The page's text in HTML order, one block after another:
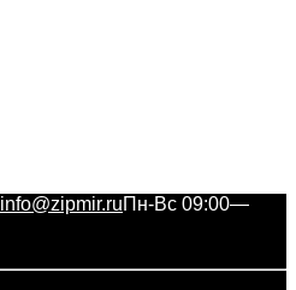
info@zipmir.ruПн-Вс 09:00—